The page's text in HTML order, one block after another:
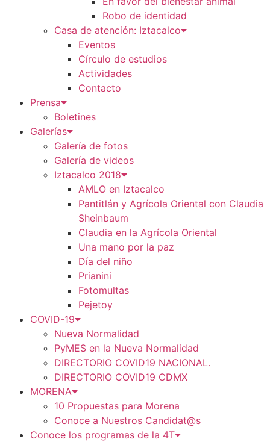
Robo de identidad
Casa de atención: Iztacalco
Eventos
Círculo de estudios
Actividades
Contacto
Prensa
Boletines
Galerías
Galería de fotos
Galería de videos
Iztacalco 2018
AMLO en Iztacalco
Pantitlán y Agrícola Oriental con Claudia
Sheinbaum
Claudia en la Agrícola Oriental
Una mano por la paz
Día del niño
Prianini
Fotomultas
Pejetoy
COVID-19
Nueva Normalidad
PyMES en la Nueva Normalidad
DIRECTORIO COVID19 NACIONAL.
DIRECTORIO COVID19 CDMX
MORENA
10 Propuestas para Morena
Conoce a Nuestros Candidat@s
Conoce los programas de la 4T